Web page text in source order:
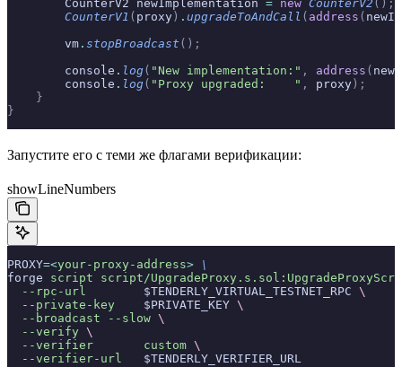
        CounterV2 newImplementation
= new CounterV2 ();
        CounterV1
( proxy ) . upgradeToAndCall ( address (
        vm
. stopBroadcast ();
        console
. log( "New implementation:" , address (
        console
. log( "Proxy upgraded:    " , proxy );
    }
}
Запустите его с теми же флагами верификации:
showLineNumbers
PROXY=<your-proxy-address> \
forge script script/
  --rpc-url
        $TENDERLY_VIRTUAL_TESTNET_RPC
\
  --private-key
    $PRIVATE_KEY
\
  --broadcast
--slow \
  --verify
\
  --verifier
       custom
\
  --verifier-url
   $TENDERLY_VERIFIER_URL